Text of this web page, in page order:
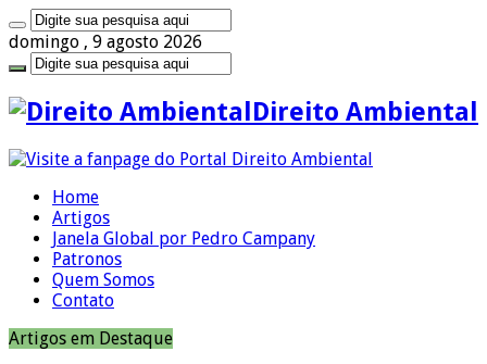
domingo , 9 agosto 2026
Direito Ambiental
Home
Artigos
Janela Global por Pedro Campany
Patronos
Quem Somos
Contato
Artigos em Destaque